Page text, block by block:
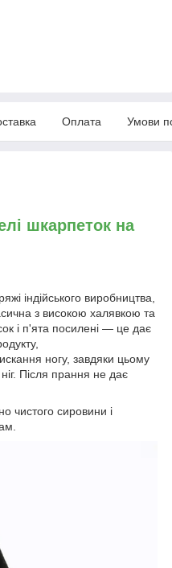
Оплата Умови
шкарпеток на
індійського виробництва,
з високою халявкою та
і п'ята посилені — це дає
ногу, завдяки цьому
Після прання не дає
чистого сировини і